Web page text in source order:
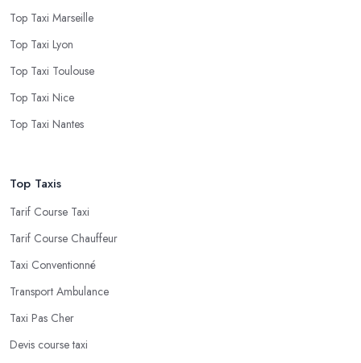
Top Taxi Marseille
Top Taxi Lyon
Top Taxi Toulouse
Top Taxi Nice
Top Taxi Nantes
Top Taxis
Tarif Course Taxi
Tarif Course Chauffeur
Taxi Conventionné
Transport Ambulance
Taxi Pas Cher
Devis course taxi